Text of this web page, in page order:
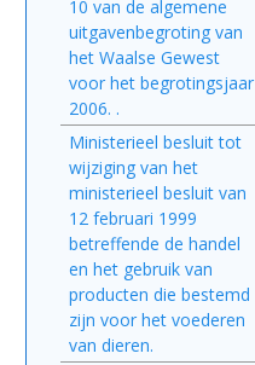
10 van de algemene
uitgavenbegroting van
het Waalse Gewest
voor het begrotingsjaar
2006. .
Ministerieel besluit tot
wijziging van het
ministerieel besluit van
12 februari 1999
betreffende de handel
en het gebruik van
producten die bestemd
zijn voor het voederen
van dieren.